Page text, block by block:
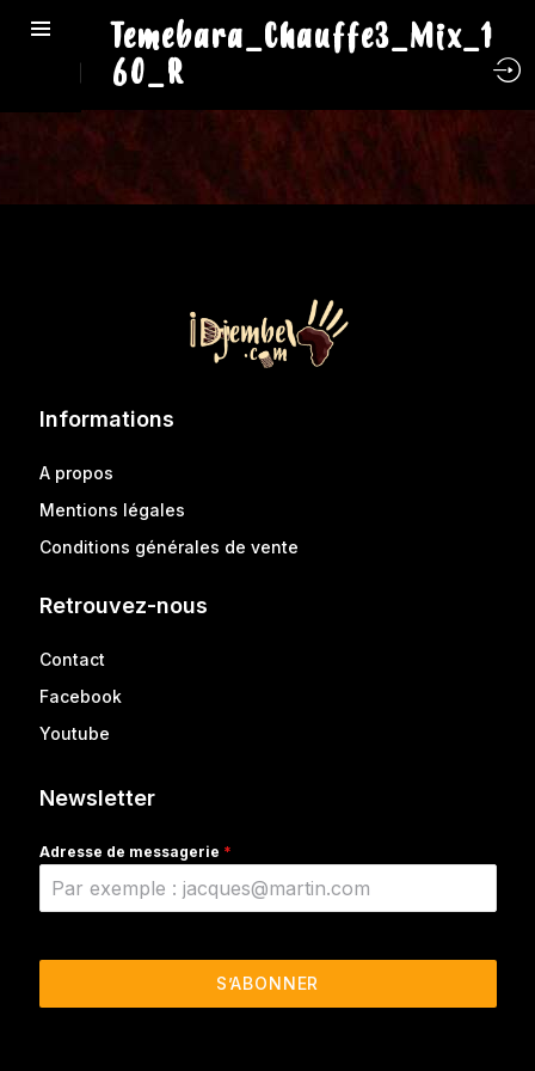
Temebara_Chauffe3_Mix_1
60_R
Informations
A propos
Mentions légales
Conditions générales de vente
Retrouvez-nous
Contact
Facebook
Youtube
Newsletter
Adresse de messagerie *
S’ABONNER